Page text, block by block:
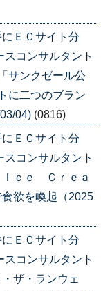
ＥＣサイト分
コンサルタント
ンクゼール公
に二つのブラン
04) (0816)
ＥＣサイト分
コンサルタント
ｃｅ Ｃｒｅａ
欲を喚起（2025
ＥＣサイト分
コンサルタント
ザ・ランウェ